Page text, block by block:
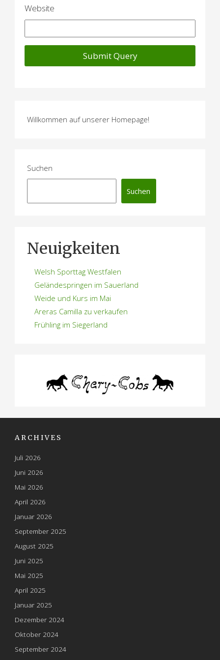
Website
Willkommen auf unserer Homepage!
Suchen
Suchen
Neuigkeiten
Welsh Sporttag Westfalen
Geländespringen im Sauerland
Weide und Kurs im Mai
Areras Camilla zu verkaufen
Frühling im Siegerland
ARCHIVES
Juli 2026
Juni 2026
Mai 2026
April 2026
Januar 2026
September 2025
August 2025
Juni 2025
Mai 2025
April 2025
Januar 2025
Dezember 2024
Oktober 2024
September 2024